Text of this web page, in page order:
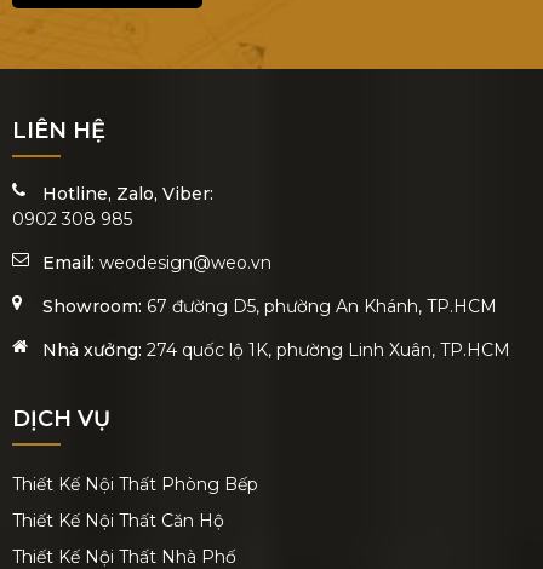
LIÊN HỆ
Hotline, Zalo, Viber:
0902 308 985
Email: weodesign@weo.vn
Showroom: 67 đường D5, phường An Khánh, TP.HCM
Nhà xưởng: 274 quốc lộ 1K, phường Linh Xuân, TP.HCM
DỊCH VỤ
Thiết Kế Nội Thất Phòng Bếp
Thiết Kế Nội Thất Căn Hộ
Thiết Kế Nội Thất Nhà Phố